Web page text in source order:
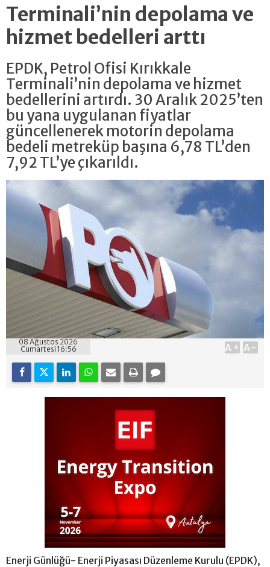
Terminali’nin depolama ve
hizmet bedelleri arttı
EPDK, Petrol Ofisi Kırıkkale
Terminali’nin depolama ve hizmet
bedellerini artırdı. 30 Aralık 2025’ten
bu yana uygulanan fiyatlar
güncellenerek motorin depolama
bedeli metreküp başına 6,78 TL’den
7,92 TL’ye çıkarıldı.
08 Ağustos 2026
Cumartesi 16:56
A+ A-
Enerji Günlüğü- Enerji Piyasası Düzenleme Kurulu (EPDK),